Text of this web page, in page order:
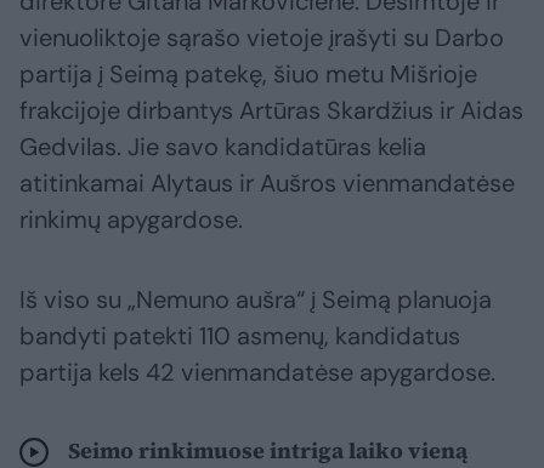
vienuoliktoje sąrašo vietoje įrašyti su Darbo
partija į Seimą patekę, šiuo metu Mišrioje
frakcijoje dirbantys Artūras Skardžius ir Aidas
Gedvilas. Jie savo kandidatūras kelia
atitinkamai Alytaus ir Aušros vienmandatėse
rinkimų apygardose.
Iš viso su „Nemuno aušra“ į Seimą planuoja
bandyti patekti 110 asmenų, kandidatus
partija kels 42 vienmandatėse apygardose.
Seimo rinkimuose intriga laiko vieną